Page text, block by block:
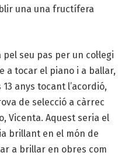
una una fructífera
seu pas per un col·legi
a tocar el piano i a ballar,
anys tocant l’acordió,
de selecció a càrrec
Vicenta. Aquest seria el
brillant en el món de
a brillar en obres com